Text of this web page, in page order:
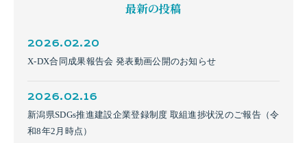
最新の投稿
X-DX合同成果報告会 発表動画公開のお知らせ
2026.02.20
新潟県SDGs推進建設企業登録制度 取組進捗状況のご報告（令
和8年2月時点）
2026.02.16